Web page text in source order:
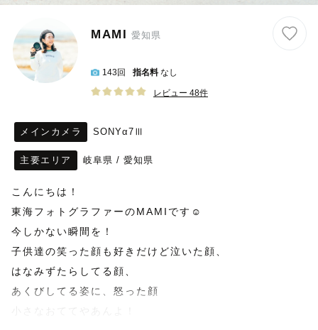
MAMI 愛知県
143回 指名料 なし
レビュー 48件
メインカメラ SONYα7Ⅲ
主要エリア 岐阜県 / 愛知県
こんにちは！
東海フォトグラファーのMAMIです☺︎
今しかない瞬間を！
子供達の笑った顔も好きだけど泣いた顔、
はなみずたらしてる顔、
あくびしてる姿に、怒った顔